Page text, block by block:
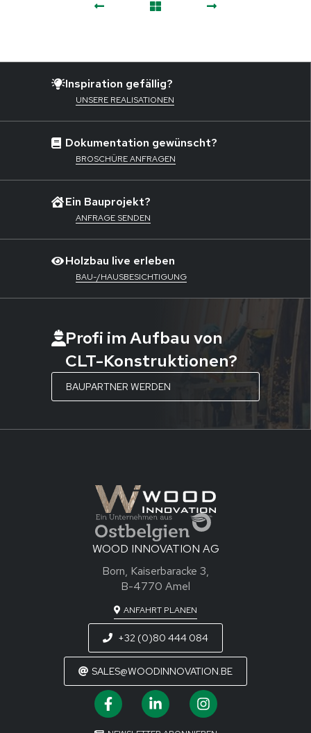
Inspiration gefällig?
UNSERE REALISATIONEN
Dokumentation gewünscht?
BROSCHÜRE ANFRAGEN
Ein Bauprojekt?
ANFRAGE SENDEN
Holzbau live erleben
BAU-/HAUSBESICHTIGUNG
Profi im Aufbau von
CLT-Konstruktionen?
BAUPARTNER WERDEN
WOOD INNOVATION AG
Born, Kaiserbaracke 3,
B-4770 Amel
ANFAHRT PLANEN
+32 (0)80 444 084
SALES@WOODINNOVATION.BE